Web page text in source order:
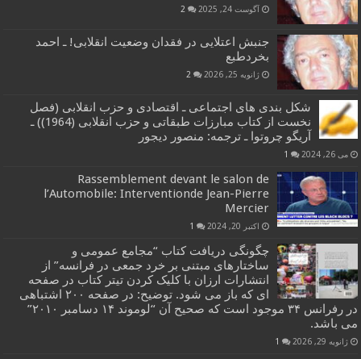
آگوست 24, 2025 2
جنبش اعتلایی در فقدان وضعیت انقلابی! ـ احمد
بخردطبع
ژانویه 25, 2026 2
شکل بندی های اجتماعی ـ اقتصادی و حزب انقلابی (فصل
نخست از کتاب مبارزات طبقاتی و حزب انقلابی (1964)) ـ
آریگو چروتوا ـ ترجمه: منصور دیجور
می 26, 2024 1
Rassemblement devant le salon de
l’Automobile: Interventionde Jean-Pierre
Mercier
اکتبر 20, 2024 1
چگونگی دریافت کتاب “مجامع عمومی و
ساختارهای مبتنی بر خرد جمعی در فرانسه” از
انتشارات ارزان با کلیک کردن تیتر کتاب در صفحه
ای که باز می شود. توضیح: در صفحه ۲۰۰ اشتباهی
در رفرانس ۳۴ موجود است که صحیح آن “لوموند ۱۴ دسامبر ۲۰۱۰”
می باشد.
ژانویه 29, 2026 1